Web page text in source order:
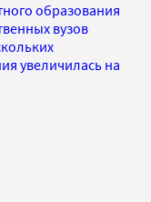
образования
вузов
увеличилась на